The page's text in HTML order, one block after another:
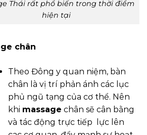
Thái rất phổ biến trong thời điểm
hiện tại
chân
Theo Đông y quan niệm, bàn
chân là vị trí phản ánh các lục
phủ ngũ tạng của cơ thể. Nên
khi massage chân sẽ cân bằng
và tác động trực tiếp lực lên